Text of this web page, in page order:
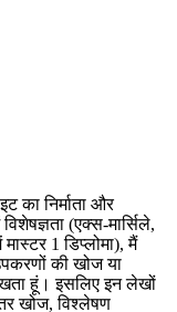
का निर्माता और
(एक्स-मार्सिले,
1 डिप्लोमा), मैं
की खोज या
हूं। इसलिए इन लेखों
खोज, विश्लेषण